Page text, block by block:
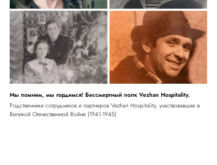
Мы помним, мы гордимся! Бессмертный полк Vezhan Hospitality.
Родственники сотрудников и партнеров Vezhan Hospitality, участвовавшие в
Великой Отечественной Войне (1941-1945)